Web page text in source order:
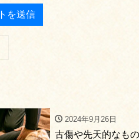
2024年9月26日
古傷や先天的なも